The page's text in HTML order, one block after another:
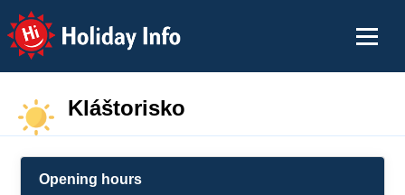
Holiday Info
Kláštorisko
Opening hours